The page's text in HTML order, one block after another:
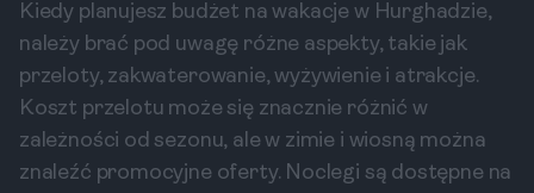
Kiedy planujesz budżet na wakacje w Hurghadzie,
należy brać pod uwagę różne aspekty, takie jak
przeloty, zakwaterowanie, wyżywienie i atrakcje.
Koszt przelotu może się znacznie różnić w
zależności od sezonu, ale w zimie i wiosną można
znaleźć promocyjne oferty. Noclegi są dostępne na